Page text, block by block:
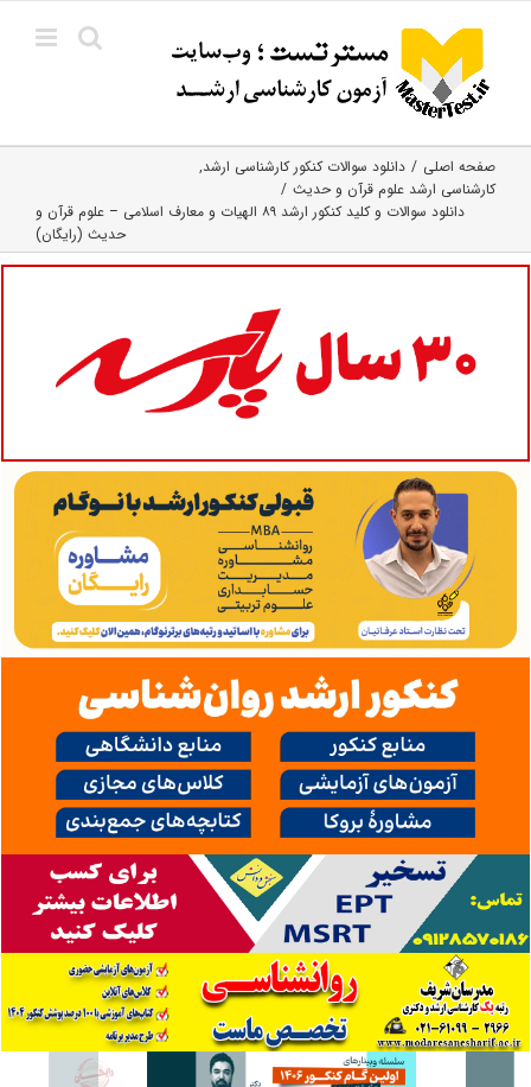
content
صفحه اصلی
دانلود سوالات کنکور کارشناسی ارشد
کارشناسی ارشد علوم قرآن و حدیث
دانلود سوالات و کلید کنکور ارشد ۸۹ الهیات و معارف اسلامی – علوم قرآن و
حدیث (رایگان)